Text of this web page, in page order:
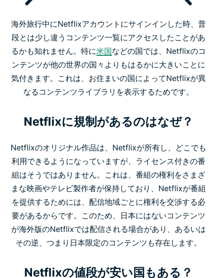
海外旅行中にNetflixアカウントにサインインした時、普
段とは少し違うコンテンツ一覧にアクセスしたことがあ
るかも知れません。特に米国などの国では、Netflixのコ
ンテンツが他の世界の国々よりもはるかに大きいことに
気付きます。これは、お住まいの国によってNetflixが異
なるコンテンツライブラリを表示するためです。
Netflixに規制があるのはなぜ？
Netflixのオリジナル作品は、Netflixが所有し、どこでも
利用できるようになっていますが、ライセンス付きの番
組はそうではありません。これは、番組の権利をさまざ
まな映画やテレビ製作者が保持しており、Netflixが番組
を提供するためには、配信地域ごとに権利を交渉する必
要があるからです。このため、日本にはないコンテンツ
が海外版のNetflixでは配信される場合があり、あるいは
その逆、つまり日本限定のコンテンツも存在します。
Netflixの値段が安い国もある？